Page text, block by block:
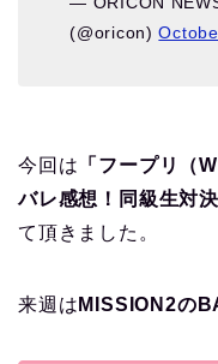
(@oricon)
今回は 「フープリ（
バレ感想！同級生対決
て頂きました。
来週は MISSION2の